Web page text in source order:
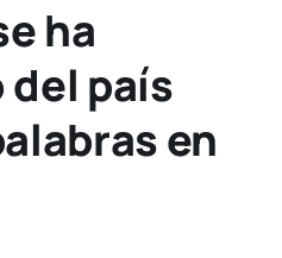
ha
país
en